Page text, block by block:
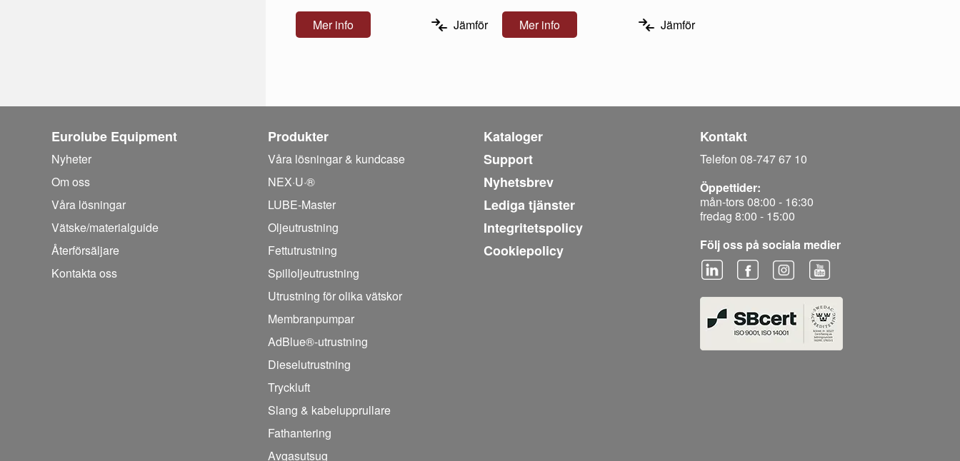
Mer info Jämför Mer info Jämför
Eurolube Equipment
Nyheter
Om oss
Våra lösningar
Vätske/materialguide
Återförsäljare
Kontakta oss
Produkter
Våra lösningar & kundcase
NEX·U·®
LUBE-Master
Oljeutrustning
Fettutrustning
Spilloljeutrustning
Utrustning för olika vätskor
Membranpumpar
AdBlue®-utrustning
Dieselutrustning
Tryckluft
Slang & kabelupprullare
Fathantering
Avgasutsug
Kataloger
Support
Nyhetsbrev
Lediga tjänster
Integritetspolicy
Cookiepolicy
Kontakt
Telefon 08-747 67 10
Öppettider:
mån-tors 08:00 - 16:30
fredag 8:00 - 15:00
Följ oss på sociala medier